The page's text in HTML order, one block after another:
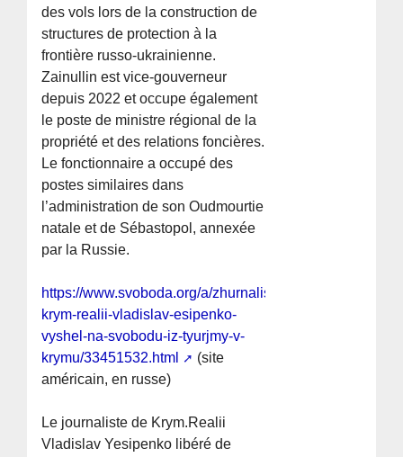
des vols lors de la construction de
structures de protection à la
frontière russo-ukrainienne.
Zainullin est vice-gouverneur
depuis 2022 et occupe également
le poste de ministre régional de la
propriété et des relations foncières.
Le fonctionnaire a occupé des
postes similaires dans
l’administration de son Oudmourtie
natale et de Sébastopol, annexée
par la Russie.
https://www.svoboda.org/a/zhurnalist-
krym-realii-vladislav-esipenko-
vyshel-na-svobodu-iz-tyurjmy-v-
krymu/33451532.html
(site
américain, en russe)
Le journaliste de Krym.Realii
Vladislav Yesipenko libéré de